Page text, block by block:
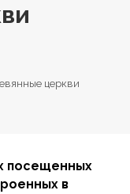
церкви
посещенных
в